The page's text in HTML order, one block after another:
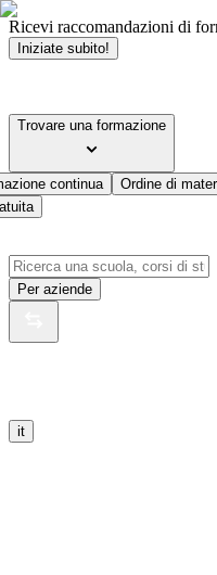
Ricevi raccomandazioni di
Iniziate subito!
Trovare una formazione
continua
Ordine di
Per aziende
it